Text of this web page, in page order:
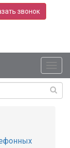
звонок